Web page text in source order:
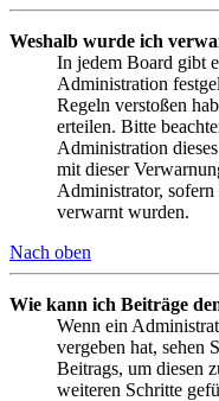
Weshalb wurde ich
In jedem Board gibt
Administration
Regeln verstoßen
erteilen. Bitte
Administration
mit dieser
Administrator,
verwarnt wurden.
Nach oben
Wie kann ich Beiträge
Wenn ein
vergeben hat, sehen
Beitrags, um diesen
weiteren Schritte